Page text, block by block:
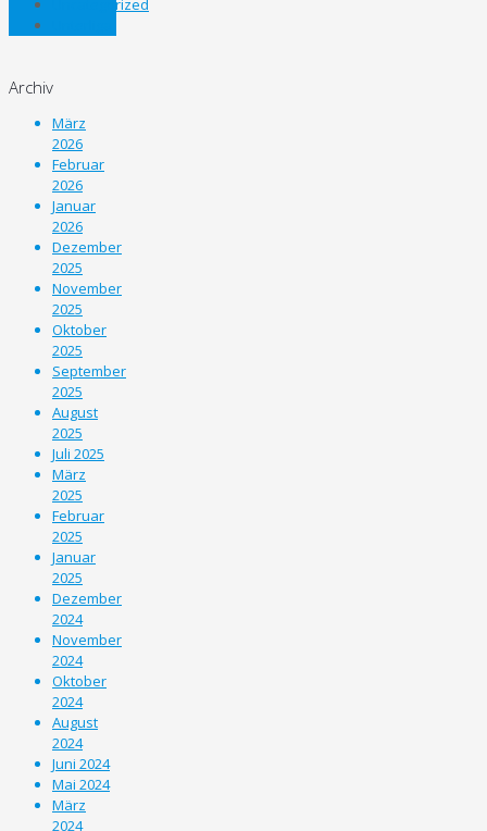
Archiv
März
2026
Februar
2026
Januar
2026
Dezember
2025
November
2025
Oktober
2025
September
2025
August
2025
Juli 2025
März
2025
Februar
2025
Januar
2025
Dezember
2024
November
2024
Oktober
2024
August
2024
Juni 2024
Mai 2024
März
2024